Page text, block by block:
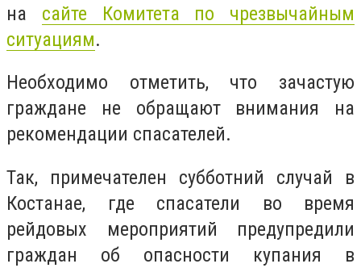
на сайте Комитета по чрезвычайным
ситуациям.
Необходимо отметить, что зачастую
граждане не обращают внимания на
рекомендации спасателей.
Так, примечателен субботний случай в
Костанае, где спасатели во время
рейдовых мероприятий предупредили
граждан об опасности купания в